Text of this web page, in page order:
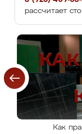
рассчитает
Как